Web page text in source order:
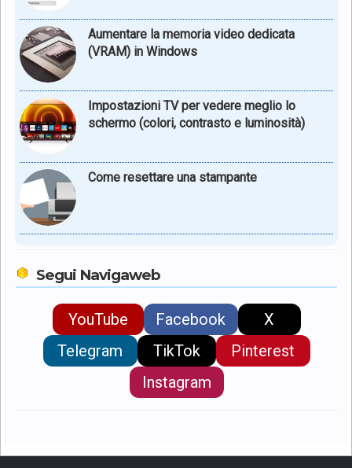
Aumentare la memoria video dedicata
(VRAM) in Windows
Impostazioni TV per vedere meglio lo
schermo (colori, contrasto e luminosità)
Come resettare una stampante
Segui Navigaweb
YouTube Facebook
X
Telegram
TikTok
Pinterest
Instagram